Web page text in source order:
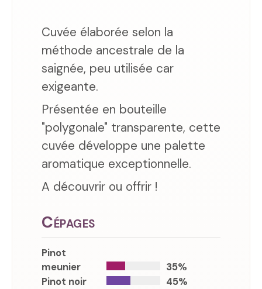
Cuvée élaborée selon la
méthode ancestrale de la
saignée, peu utilisée car
exigeante.
Présentée en bouteille
"polygonale" transparente, cette
cuvée développe une palette
aromatique exceptionnelle.
A découvrir ou offrir !
Cépages
Pinot
meunier
35%
Pinot noir
45%